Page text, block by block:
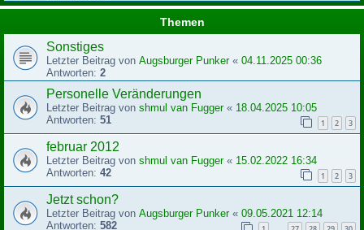
Themen
Sonstiges
Letzter Beitrag von Augsburger Punker« 04.11.2025 00:36
Antworten: 2
Personelle Veränderungen
Letzter Beitrag von shmul van Fugger« 18.04.2025 10:05
Antworten: 51 1 2 3
februar 2012
Letzter Beitrag von shmul van Fugger« 15.02.2022 16:34
Antworten: 42 1 2 3
Jetzt schon?
Letzter Beitrag von Augsburger Punker« 09.05.2021 12:14
Antworten: 582